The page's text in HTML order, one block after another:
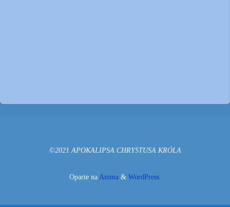
©2021 APOKALIPSA CHRYSTUSA KRÓLA
Oparte naAnima & WordPress.